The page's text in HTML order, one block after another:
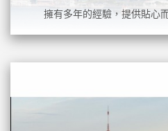
擁有多年的經驗，提供貼心